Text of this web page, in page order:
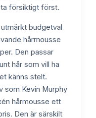
försiktigt först.
budgetval
hårmousse
Den passar
hår som vill ha
känns stelt.
som Kevin Murphy
hårmousse ett
Den är särskilt